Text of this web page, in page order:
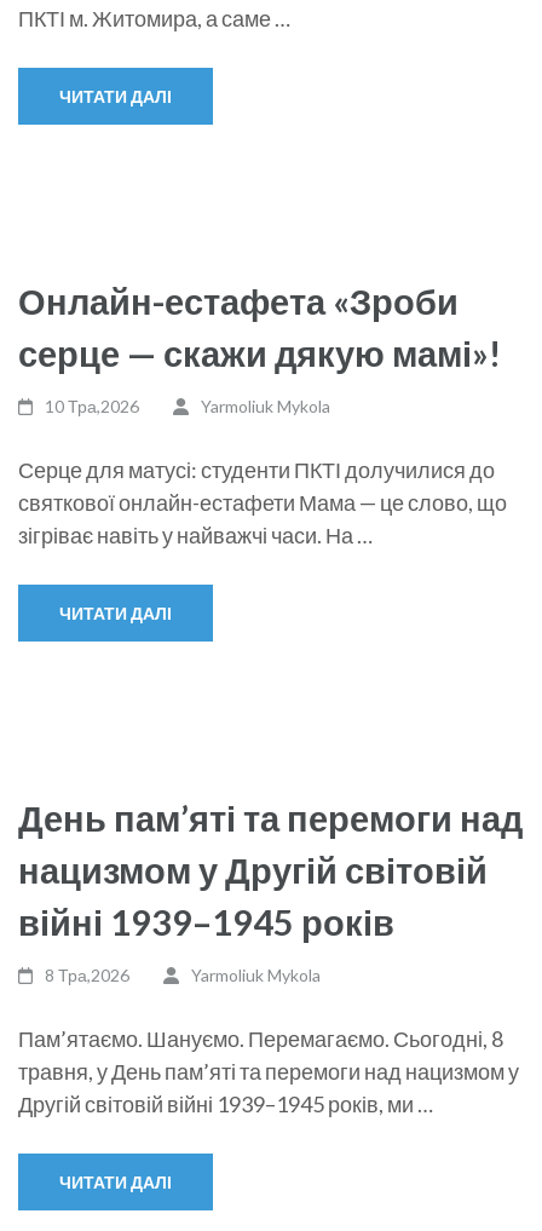
ПКТІ м. Житомира, а саме …
ЧИТАТИ ДАЛІ
Онлайн-естафета «Зроби
серце — скажи дякую мамі»!
10 Тра,2026 Yarmoliuk Mykola
Серце для матусі: студенти ПКТІ долучилися до
святкової онлайн-естафети Мама — це слово, що
зігріває навіть у найважчі часи. На …
ЧИТАТИ ДАЛІ
День пам’яті та перемоги над
нацизмом у Другій світовій
війні 1939–1945 років
8 Тра,2026 Yarmoliuk Mykola
Пам’ятаємо. Шануємо. Перемагаємо. Сьогодні, 8
травня, у День пам’яті та перемоги над нацизмом у
Другій світовій війні 1939–1945 років, ми …
ЧИТАТИ ДАЛІ